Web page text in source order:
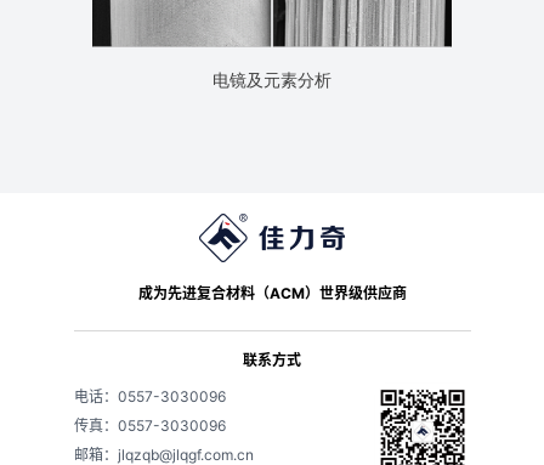
电镜及元素分析
成为先进复合材料（ACM）世界级供应商
联系方式
电话：0557-3030096
传真：0557-3030096
邮箱：jlqzqb@jlqgf.com.cn